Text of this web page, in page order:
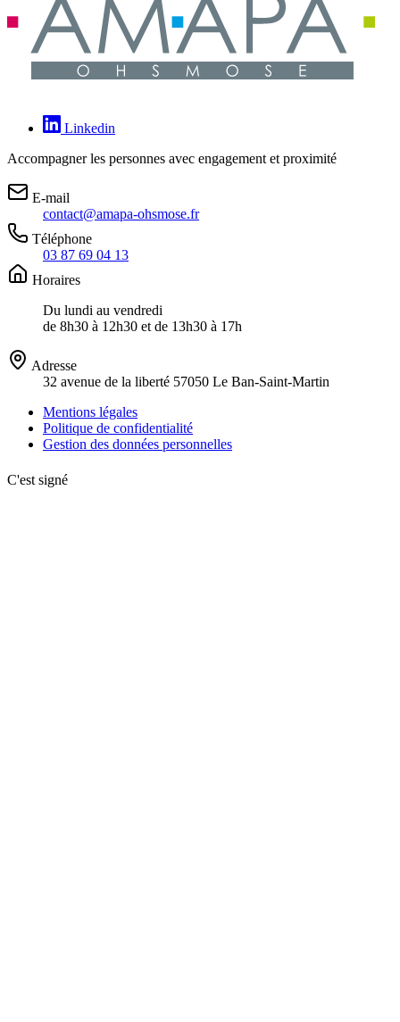
Linkedin
Accompagner les personnes avec engagement et proximité
E-mail
contact@amapa-ohsmose.fr
Téléphone
03 87 69 04 13
Horaires
Du lundi au vendredi
de 8h30 à 12h30 et de 13h30 à 17h
Adresse
32 avenue de la liberté 57050 Le Ban-Saint-Martin
Mentions légales
Politique de confidentialité
Gestion des données personnelles
C'est signé